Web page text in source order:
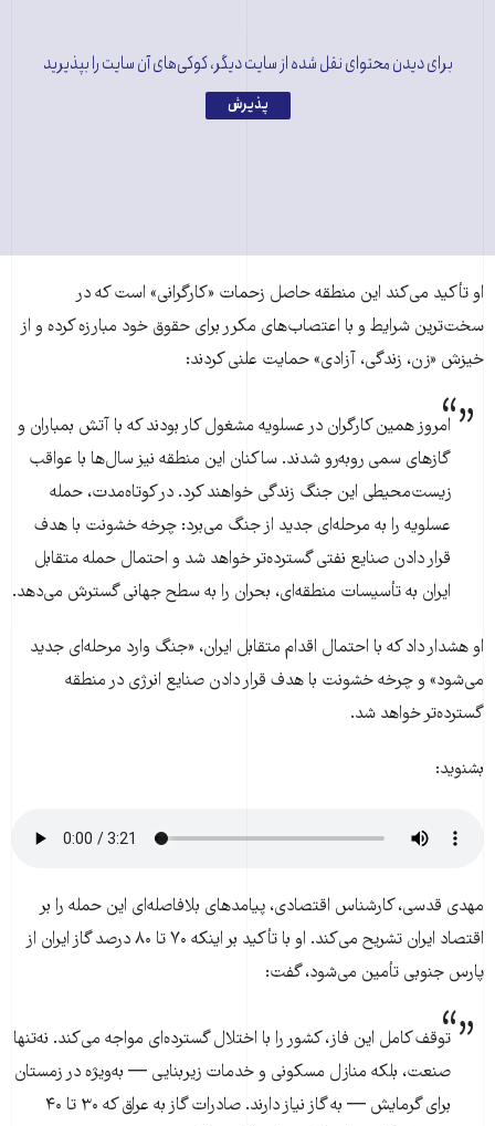
برای دیدن محتوای نقل شده از سایت دیگر، کوکی‌های آن سایت را بپذیرید
پذیرش
او تأکید می‌کند این منطقه حاصل زحمات «کارگرانی» است که در
سخت‌ترین شرایط و با اعتصاب‌های مکرر برای حقوق خود مبارزه کرده و از
خیزش «زن، زندگی، آزادی» حمایت علنی کردند:
امروز همین کارگران در عسلویه مشغول کار بودند که با آتش بمباران و
گازهای سمی رو‌به‌رو شدند. ساکنان این منطقه نیز سال‌ها با عواقب
زیست‌محیطی این جنگ زندگی خواهند کرد. در کوتاه‌مدت، حمله
عسلویه را به مرحله‌ای جدید از جنگ می‌برد: چرخه خشونت با هدف
قرار دادن صنایع نفتی گسترده‌تر خواهد شد و احتمال حمله متقابل
ایران به تأسیسات منطقه‌ای، بحران را به سطح جهانی گسترش می‌دهد.
او هشدار داد که با احتمال اقدام متقابل ایران، «جنگ وارد مرحله‌ای جدید
می‌شود» و چرخه خشونت با هدف قرار دادن صنایع انرژی در منطقه
گسترده‌تر خواهد شد.
بشنوید:
مهدی قدسی، کارشناس اقتصادی، پیامدهای بلافاصله‌ای این حمله را بر
اقتصاد ایران تشریح می‌کند. او با تأکید بر اینکه ۷۰ تا ۸۰ درصد گاز ایران از
پارس جنوبی تأمین می‌شود، گفت:
توقف کامل این فاز، کشور را با اختلال گسترده‌ای مواجه می‌کند. نه‌تنها
صنعت، بلکه منازل مسکونی و خدمات زیربنایی — به‌ویژه در زمستان
برای گرمایش — به گاز نیاز دارند. صادرات گاز به عراق که ۳۰ تا ۴۰